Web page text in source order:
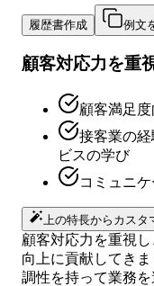
履歴書作成 例文
顧客対応力を重
顧客満足
接客業の
ビスの学び
コミュニ
上の特長からカスタ
顧客対応力を重視
向上に貢献してき
調性を持って業務